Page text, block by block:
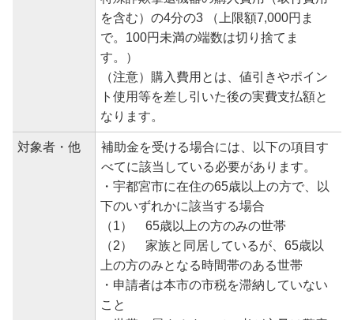
を含む）の4分の3 （上限額7,000円ま
で。100円未満の端数は切り捨てま
す。）
（注意）購入費用とは、値引きやポイン
ト使用等を差し引いた後の実費支払額と
なります。
対象者・他
補助金を受ける場合には、以下の項目す
べてに該当している必要があります。
・宇都宮市に在住の65歳以上の方で、以
下のいずれかに該当する場合
（1） 65歳以上の方のみの世帯
（2） 家族と同居しているが、65歳以
上の方のみとなる時間帯のある世帯
・申請者は本市の市税を滞納していない
こと